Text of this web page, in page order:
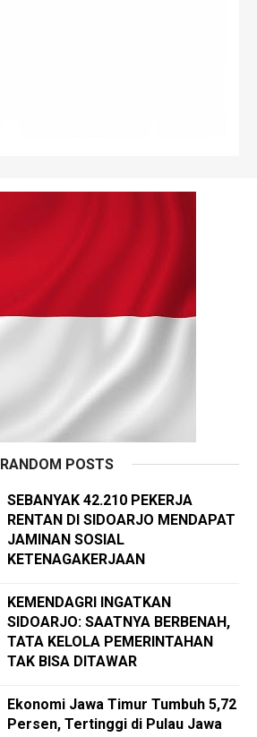
RANDOM POSTS
SEBANYAK 42.210 PEKERJA
RENTAN DI SIDOARJO MENDAPAT
JAMINAN SOSIAL
KETENAGAKERJAAN
KEMENDAGRI INGATKAN
SIDOARJO: SAATNYA BERBENAH,
TATA KELOLA PEMERINTAHAN
TAK BISA DITAWAR
Ekonomi Jawa Timur Tumbuh 5,72
Persen, Tertinggi di Pulau Jawa